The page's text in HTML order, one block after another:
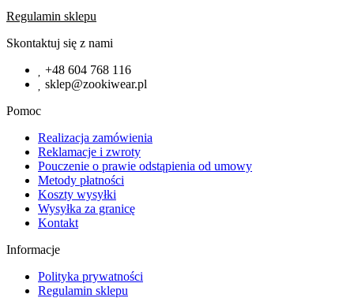
Regulamin sklepu
Skontaktuj się z nami
+48 604 768 116
sklep@zookiwear.pl
Pomoc
Realizacja zamówienia
Reklamacje i zwroty
Pouczenie o prawie odstąpienia od umowy
Metody płatności
Koszty wysyłki
Wysyłka za granicę
Kontakt
Informacje
Polityka prywatności
Regulamin sklepu